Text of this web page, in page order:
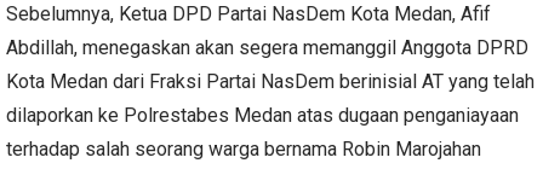
Sebelumnya, Ketua DPD Partai NasDem Kota Medan, Afif
Abdillah, menegaskan akan segera memanggil Anggota DPRD
Kota Medan dari Fraksi Partai NasDem berinisial AT yang telah
dilaporkan ke Polrestabes Medan atas dugaan penganiayaan
terhadap salah seorang warga bernama Robin Marojahan